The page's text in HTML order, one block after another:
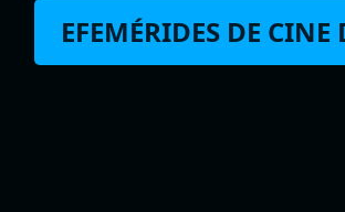
EFEMÉRIDES DE CINE